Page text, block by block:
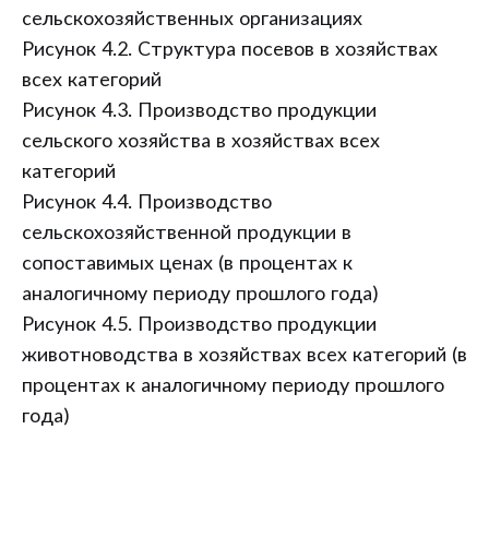
сельскохозяйственных организациях
Рисунок 4.2. Структура посевов в хозяйствах
всех категорий
Рисунок 4.3. Производство продукции
сельского хозяйства в хозяйствах всех
категорий
Рисунок 4.4. Производство
сельскохозяйственной продукции в
сопоставимых ценах (в процентах к
аналогичному периоду прошлого года)
Рисунок 4.5. Производство продукции
животноводства в хозяйствах всех категорий (в
процентах к аналогичному периоду прошлого
года)